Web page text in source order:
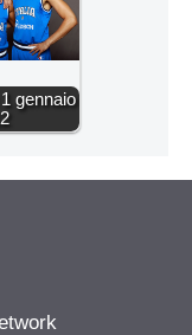
gennaio